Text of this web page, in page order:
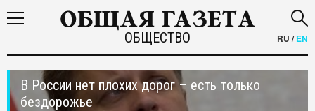
ОБЩЕСТВО RU /EN
В России нет плохих дорог – есть только
бездорожье